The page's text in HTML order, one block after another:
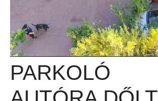
PARKOLÓ